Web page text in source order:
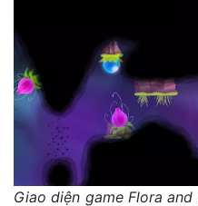
Giao diện game Flora